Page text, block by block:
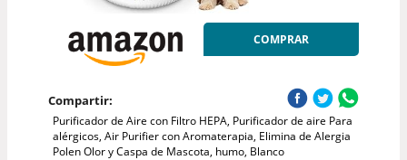
COMPRAR
Compartir:
Purificador de Aire con Filtro HEPA, Purificador de aire Para
alérgicos, Air Purifier con Aromaterapia, Elimina de Alergia
Polen Olor y Caspa de Mascota, humo, Blanco